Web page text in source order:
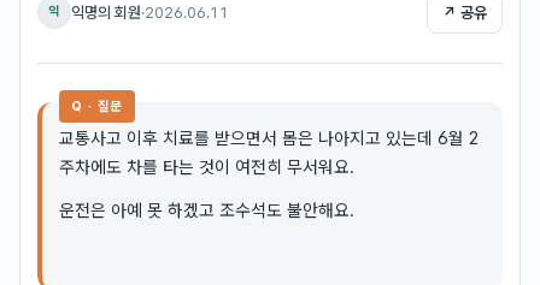
익 익명의 회원·2026.06.11 ↗ 공유
Q · 질문
교통사고 이후 치료를 받으면서 몸은 나아지고 있는데 6월 2
주차에도 차를 타는 것이 여전히 무서워요.
운전은 아예 못 하겠고 조수석도 불안해요.